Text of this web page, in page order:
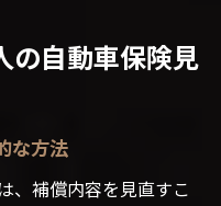
の自動車保険見
な方法
、補償内容を見直すこ